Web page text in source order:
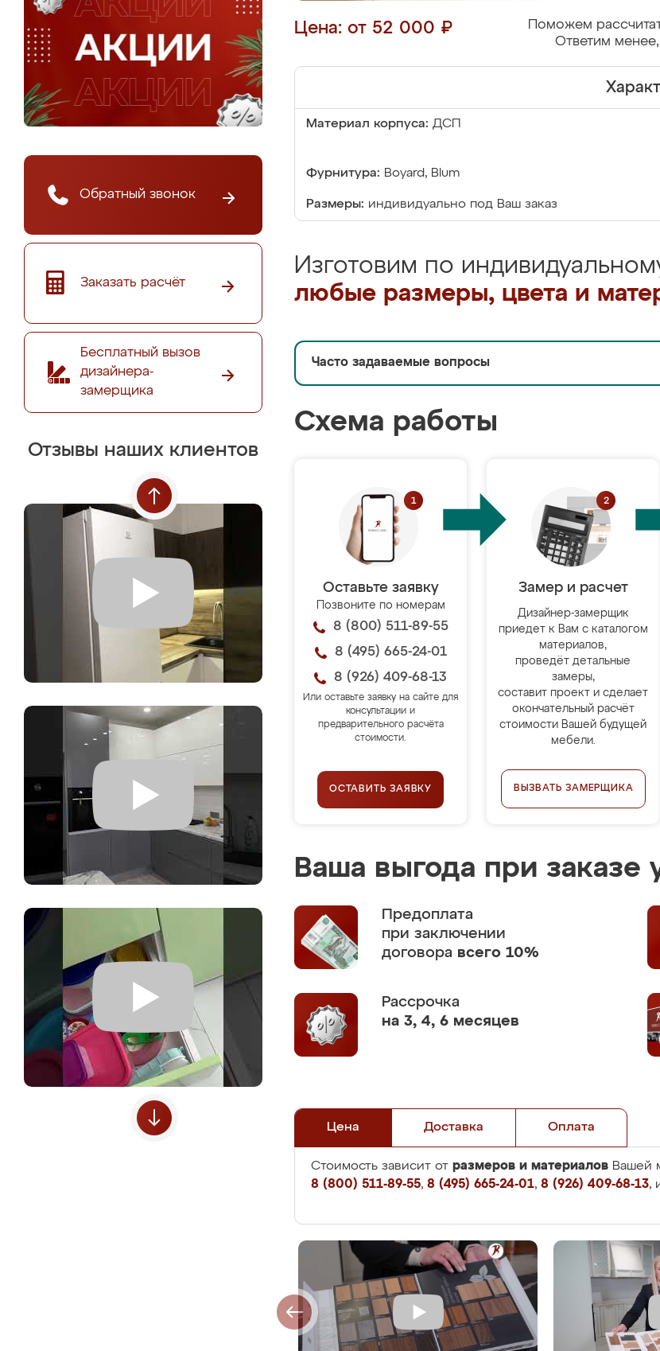
Обратный звонок
Заказать расчёт
Бесплатный вызов
дизайнера-
замерщика
Отзывы наших клиентов
Цена: от 52 000 ₽
Поможем
Ответим
Материал корпуса: ДСП
Фурнитура: Boyard, Blum
Размеры: индивидуально под Ваш заказ
Изготовим по
любые размеры, цвета и
Часто задаваемые вопросы
Схема работы
Оставьте заявку
Позвоните по номерам
8 (800) 511-89-55
8 (495) 665-24-01
8 (926) 409-68-13
Или оставьте заявку на сайте для
консультации и
предварительного расчёта
стоимости.
ОСТАВИТЬ ЗАЯВКУ
Замер и расчет
Дизайнер-замерщик
приедет к Вам с каталогом
материалов,
проведёт детальные
замеры,
составит проект и сделает
окончательный расчёт
стоимости Вашей будущей
мебели.
ВЫЗВАТЬ ЗАМЕРЩИКА
Ваша выгода при заказе
Предоплата
при заключении
договора всего 10%
Рассрочка
на 3, 4, 6 месяцев
Цена Доставка Оплата
Стоимость зависит от размеров и материалов Вашей
8 (800) 511-89-55, 8 (495) 665-24-01, 8 (926) 409-68-13,